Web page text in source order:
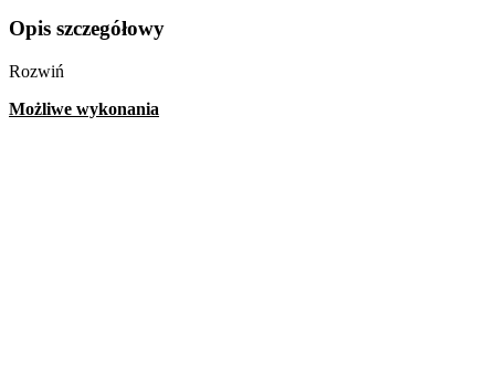
Opis szczegółowy
Rozwiń
Możliwe wykonania